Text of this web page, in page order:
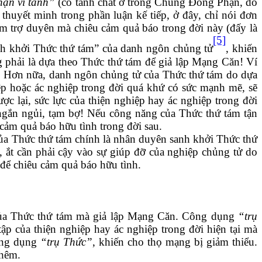
thuyết minh trong phần luận kế tiếp, ở đây, chỉ nói đơn
duyên mà chiêu cảm quả báo trong đời này (đấy là
khởi Thức thứ tám” củadanh ngôn chủng tử
[5]
, khiến
là dựa theo Thức thứ tám để giả lập Mạng Căn! Ví
Hơn nữa, danh ngôn chủng tử của Thức thứ tám do dựa
hoặc ác nghiệp trong đờiquá khứ có sức mạnh mẽ, sẽ
lại, sức lực của thiện nghiệp hay ác nghiệp trong đời
ngủi, tạm bợ! Nếu công năng của Thức thứ tám tận
quả báo hữu tình trong đời sau.
thứ tám chính là nhân duyên sanh khởi Thức thứ
cần phải cậy vào sự giúp đỡ của nghiệp chủng tử do
chiêu cảm quả báo hữu tình.
Thức thứ tám mà giả lập Mạng Căn. Công dụng “trụ
của thiện nghiệp hay ác nghiệp trong đời hiện tại mà
dụng “trụ Thức”, khiến cho thọ mạng bị giảm thiểu.